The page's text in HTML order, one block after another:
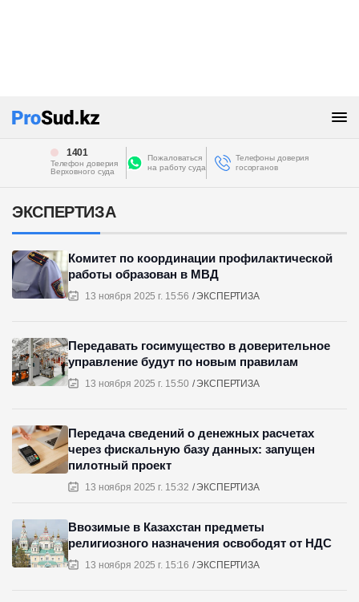
1401
Телефон доверия
Верховного суда
Пожаловаться
на работу суда
Телефоны доверия
госорганов
ЭКСПЕРТИЗА
13 ноября 2025 г. 15:56 ЭКСПЕРТИЗА
Комитет по координации профилактической
работы образован в МВД
13 ноября 2025 г. 15:50 ЭКСПЕРТИЗА
Передавать госимущество в доверительное
управление будут по новым правилам
13 ноября 2025 г. 15:32 ЭКСПЕРТИЗА
Передача сведений о денежных расчетах
через фискальную базу данных: запущен
пилотный проект
13 ноября 2025 г. 15:16 ЭКСПЕРТИЗА
Ввозимые в Казахстан предметы
религиозного назначения освободят от НДС